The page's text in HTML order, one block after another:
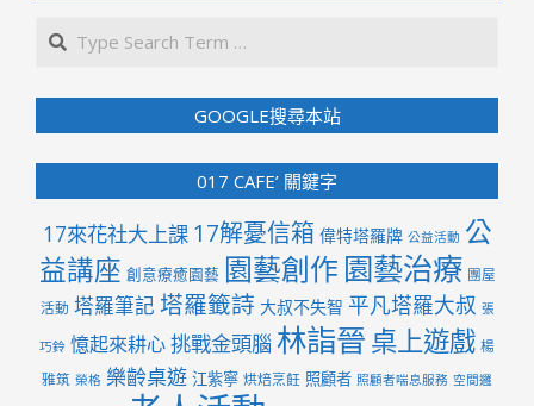
GOOGLE搜尋本站
017 CAFE’ 關鍵字
17來花社大上課 17解憂信箱 偉特塔羅牌 公益活動 公
益講座 創意療癒園藝 園藝創作 園藝治療 團屋
活動 塔羅筆記 塔羅籤詩 大叔不失智 平凡塔羅大叔 張
巧鈴 憶起來耕心挑戰金頭腦 林詣晉桌上遊戲 楊
雅筑 榮格 樂齡桌遊 江紫寧 烘焙烹飪 照顧者 照顧者喘息服務 空間邏